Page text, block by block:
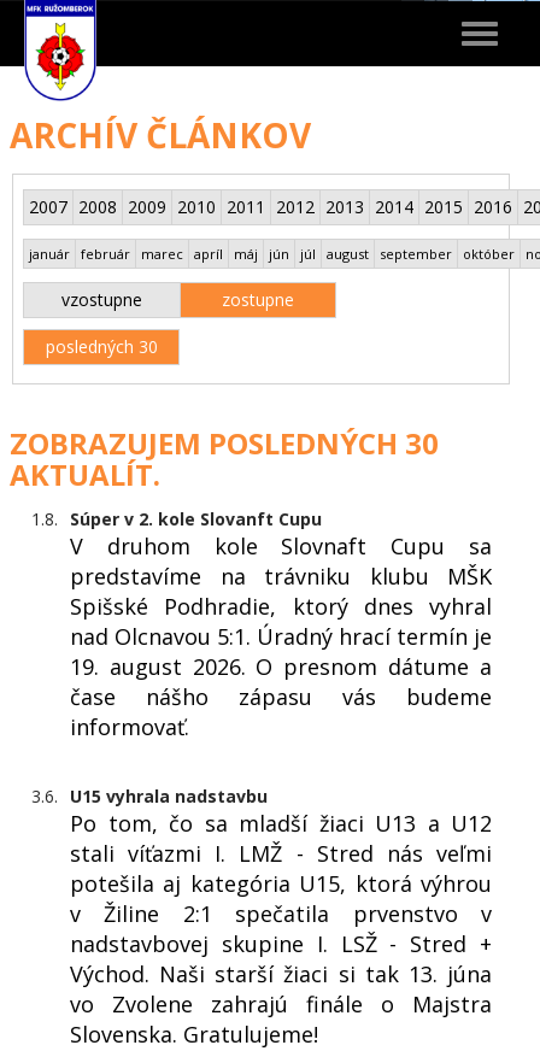
Toggle
ARCHÍV ČLÁNKOV
2007 2008 2009 2010 2011 2012 2013 2014 2015 2016
január február marec apríl máj jún júl august september október
vzostupne zostupne
posledných 30
ZOBRAZUJEM POSLEDNÝCH 30
AKTUALÍT.
1.8. Súper v 2. kole Slovanft Cupu
V druhom kole Slovnaft Cupu sa
predstavíme na trávniku klubu MŠK
Spišské Podhradie, ktorý dnes vyhral
nad Olcnavou 5:1. Úradný hrací termín je
19. august 2026. O presnom dátume a
čase nášho zápasu vás budeme
informovať.
3.6. U15 vyhrala nadstavbu
Po tom, čo sa mladší žiaci U13 a U12
stali víťazmi I. LMŽ - Stred nás veľmi
potešila aj kategória U15, ktorá výhrou
v Žiline 2:1 spečatila prvenstvo v
nadstavbovej skupine I. LSŽ - Stred +
Východ. Naši starší žiaci si tak 13. júna
vo Zvolene zahrajú finále o Majstra
Slovenska. Gratulujeme!